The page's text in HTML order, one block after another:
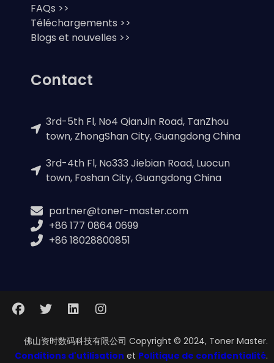
FAQs >>
Téléchargements >>
Blogs et nouvelles >>
Contact
3rd-5th Fl, No4 QianJin Road, TanZhou
town, ZhongShan City, Guangdong China
3rd-4th Fl, No333 Jiebian Road, Luocun
town, Foshan City, Guangdong China
partner@toner-master.com
+86 177 0864 0699
+86 18028800851
佛山资时数码科技有限公司 Copyright © 2024, Toner Master.
Conditions d'utilisation et Politique de confidentialité.